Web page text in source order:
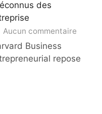
quelles
des
Aucun commentaire
Business
repose